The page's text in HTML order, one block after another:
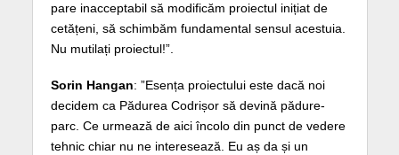
pare inacceptabil să modificăm proiectul inițiat de
cetățeni, să schimbăm fundamental sensul acestuia.
Nu mutilați proiectul!”.
Sorin Hangan: ”Esența proiectului este dacă noi
decidem ca Pădurea Codrișor să devină pădure-
parc. Ce urmează de aici încolo din punct de vedere
tehnic chiar nu ne interesează. Eu aș da și un